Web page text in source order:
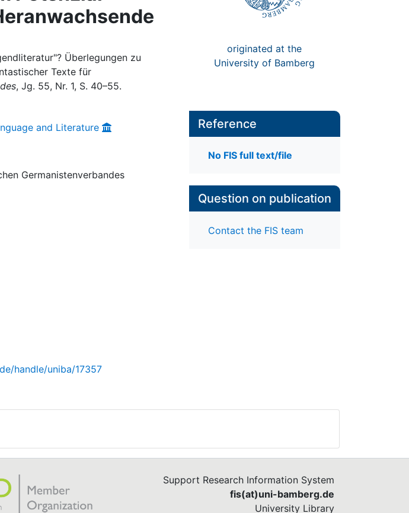
Überlegungen zu
Texte für
, Jg. 55, Nr. 1, S. 40–55.
originated at the
University of Bamberg
and Literature
Germanistenverbandes
handle/uniba/17357
Reference
No FIS full text/file
Question on publication
Contact the FIS team
Support Research Information System
fis(at)uni-bamberg.de
University Library